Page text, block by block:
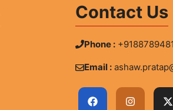
Contact Us
Phone :
Email :